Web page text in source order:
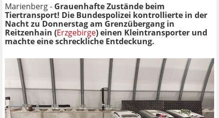
Marienberg - Grauenhafte Zustände beim
Tiertransport! Die Bundespolizei kontrollierte in der
Nacht zu Donnerstag am Grenzübergang in
Reitzenhain (Erzgebirge) einen Kleintransporter und
machte eine schreckliche Entdeckung.